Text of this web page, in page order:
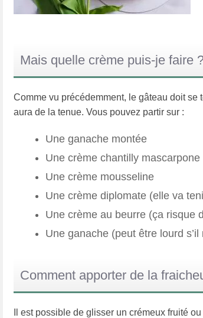
Mais quelle crème puis-je faire
Comme vu précédemment, le gâteau doit
aura de la tenue. Vous pouvez partir sur :
Une ganache montée
Une crème chantilly
Une crème mousseline
Une crème diplomate (elle va
Une crème au beurre (ça risque
Une ganache (peut être lourd s’il
Comment apporter de la
Il est possible de glisser un crémeux fruité